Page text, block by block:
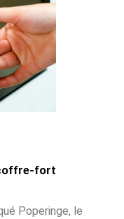
coffre-fort
Poperinge, le